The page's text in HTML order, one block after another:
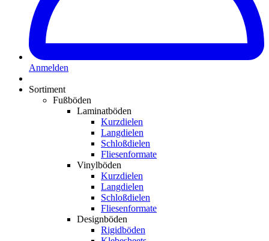
Anmelden
Sortiment
Fußböden
Laminatböden
Kurzdielen
Langdielen
Schloßdielen
Fliesenformate
Vinylböden
Kurzdielen
Langdielen
Schloßdielen
Fliesenformate
Designböden
Rigidböden